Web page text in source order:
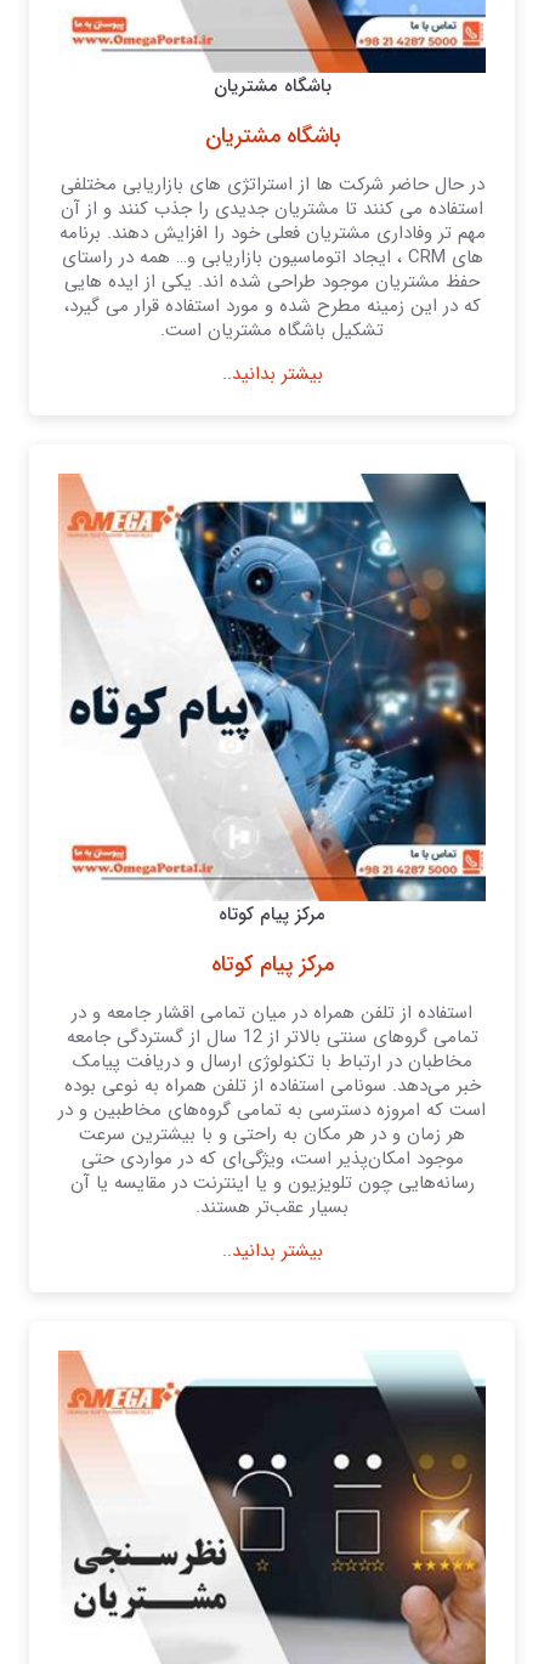
باشگاه مشتریان
باشگاه مشتریان
در حال حاضر شرکت ها از استراتژی های بازاریابی مختلفی
استفاده می کنند تا مشتریان جدیدی را جذب کنند و از آن
مهم تر وفاداری مشتریان فعلی خود را افزایش دهند. برنامه
های CRM ، ایجاد اتوماسیون بازاریابی و… همه در راستای
حفظ مشتریان موجود طراحی شده اند. یکی از ایده هایی
که در این زمینه مطرح شده و مورد استفاده قرار می گیرد،
تشکیل باشگاه مشتریان است.
بیشتر بدانید..
مرکز پیام کوتاه
مرکز پیام کوتاه
استفاده از تلفن همراه در میان تمامی اقشار جامعه و در
تمامی گرو‌های سنتی بالاتر از 12 سال از گستردگی جامعه
مخاطبان در ارتباط با تکنولوژی ارسال و دریافت پیامک
خبر می‌دهد. سونامی استفاده از تلفن همراه به نوعی بوده
است که امروزه دسترسی به تمامی گرو‌ه‌های مخاطبین و در
هر زمان و در هر مکان به راحتی و با بیشترین سرعت
موجود امکان‌پذیر است، ویژگی‌ای که در مواردی حتی
رسانه‌هایی چون تلویزیون و یا اینترنت در مقایسه یا آن
بسیار عقب‌تر هستند.
بیشتر بدانید..